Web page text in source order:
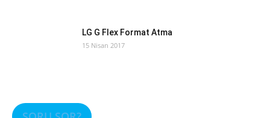
LG G Flex Format Atma
15 Nisan 2017